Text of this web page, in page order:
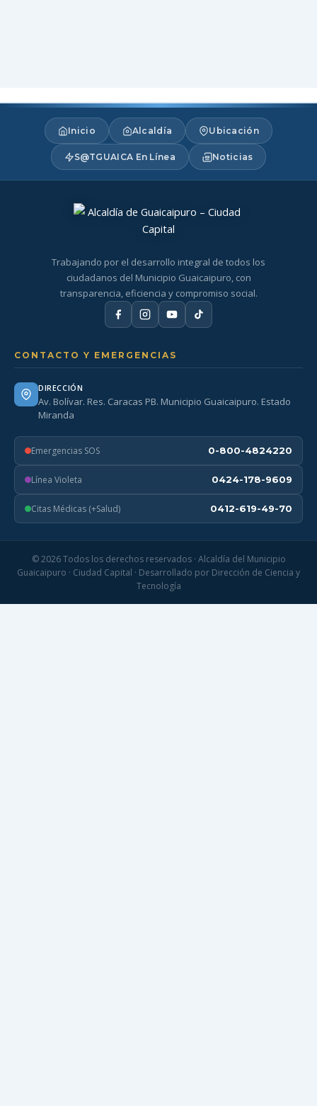
Inicio Alcaldía Ubicación
S@TGUAICA En Línea Noticias
Trabajando por el desarrollo integral de todos los
ciudadanos del Municipio Guaicaipuro, con
transparencia, eficiencia y compromiso social.
CONTACTO Y EMERGENCIAS
DIRECCIÓN
Av. Bolívar. Res. Caracas PB. Municipio Guaicaipuro. Estado
Miranda
Emergencias SOS 0-800-4824220
Línea Violeta 0424-178-9609
Citas Médicas (+Salud) 0412-619-49-70
© 2026 Todos los derechos reservados · Alcaldía del Municipio
Guaicaipuro · Ciudad Capital · Desarrollado por Dirección de Ciencia y
Tecnología